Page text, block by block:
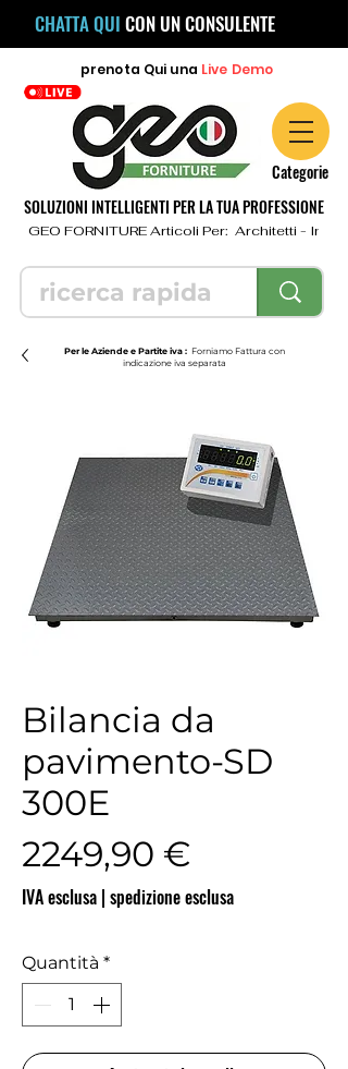
CHATTA QUI CON UN CONSULENTE
prenota Qui una Live Demo
Categorie
SOLUZIONI INTELLIGENTI PER LA TUA PROFESSIONE
GEO FORNITURE Articoli Per:  Architetti -
Per le Aziende e Partite iva : Forniamo Fattura con
indicazione iva separata
Bilancia da
pavimento-SD
300E
2249,90 €
IVA esclusa | spedizione esclusa
Quantità *